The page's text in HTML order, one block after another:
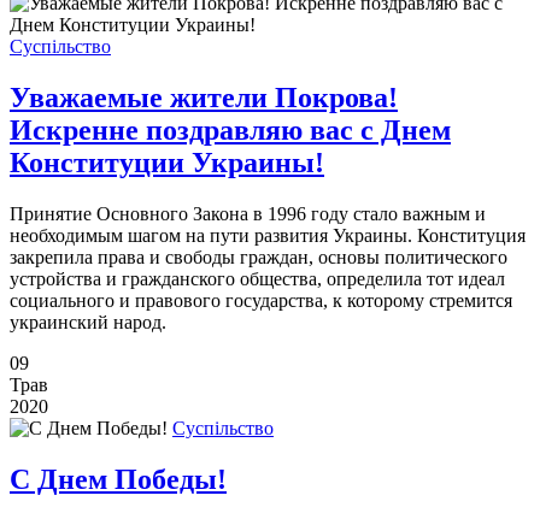
Суспільство
Уважаемые жители Покрова!
Искренне поздравляю вас с Днем
Конституции Украины!
Принятие Основного Закона в 1996 году стало важным и
необходимым шагом на пути развития Украины. Конституция
закрепила права и свободы граждан, основы политического
устройства и гражданского общества, определила тот идеал
социального и правового государства, к которому стремится
украинский народ.
09
Трав
2020
Суспільство
С Днем Победы!